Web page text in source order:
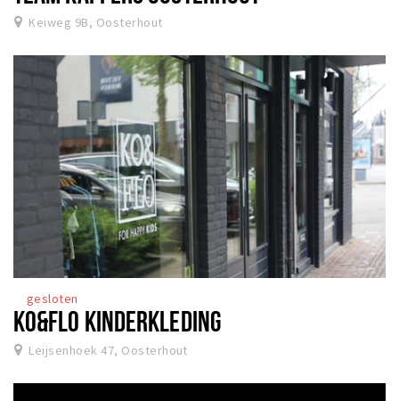
Keiweg 9B, Oosterhout
gesloten
KO&FLO KINDERKLEDING
Leijsenhoek 47, Oosterhout